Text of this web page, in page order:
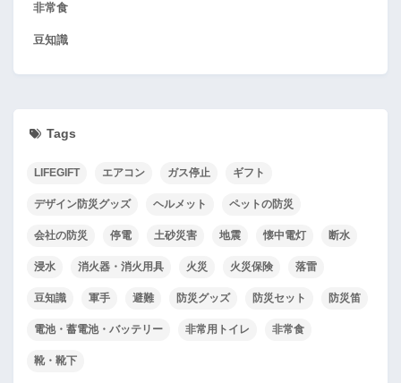
非常食
豆知識
Tags
LIFEGIFT エアコン ガス停止 ギフト
デザイン防災グッズ ヘルメット ペットの防災
会社の防災 停電 土砂災害 地震 懐中電灯 断水
浸水 消火器・消火用具 火災 火災保険 落雷
豆知識 軍手 避難 防災グッズ 防災セット 防災笛
電池・蓄電池・バッテリー 非常用トイレ 非常食
靴・靴下